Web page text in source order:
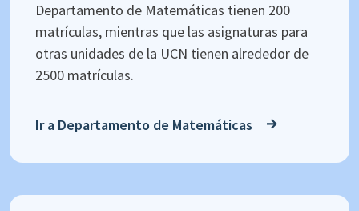
Departamento de Matemáticas tienen 200
matrículas, mientras que las asignaturas para
otras unidades de la UCN tienen alrededor de
2500 matrículas.
Ir a Departamento de Matemáticas